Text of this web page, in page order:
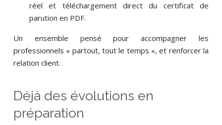
réel et téléchargement direct du certificat de
parution en PDF.
Un ensemble pensé pour accompagner les
professionnels « partout, tout le temps », et renforcer la
relation client.
Déjà des évolutions en
préparation